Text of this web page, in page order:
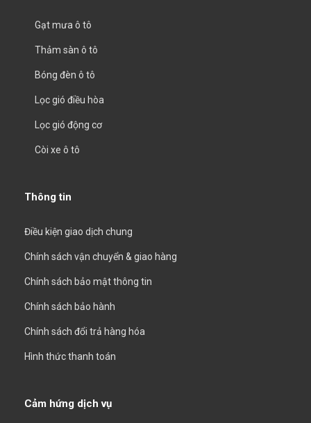
Gạt mưa ô tô
Thảm sàn ô tô
Bóng đèn ô tô
Lọc gió điều hòa
Lọc gió động cơ
Còi xe ô tô
Thông tin
Điều kiện giao dịch chung
Chính sách vận chuyển & giao hàng
Chính sách bảo mật thông tin
Chính sách bảo hành
Chính sách đổi trả hàng hóa
Hình thức thanh toán
Cảm hứng dịch vụ